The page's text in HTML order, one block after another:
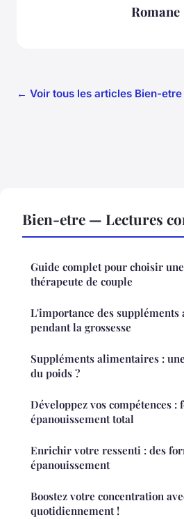
Romane
← Voir tous les articles Bien-etre
Bien-etre — Lectures
Guide complet pour choisir
thérapeute de couple
L'importance des
pendant la grossesse
Suppléments alimentaires :
du poids ?
Développez vos compétences
épanouissement total
Enrichir votre ressenti : des
épanouissement
Boostez votre concentration
quotidiennement !